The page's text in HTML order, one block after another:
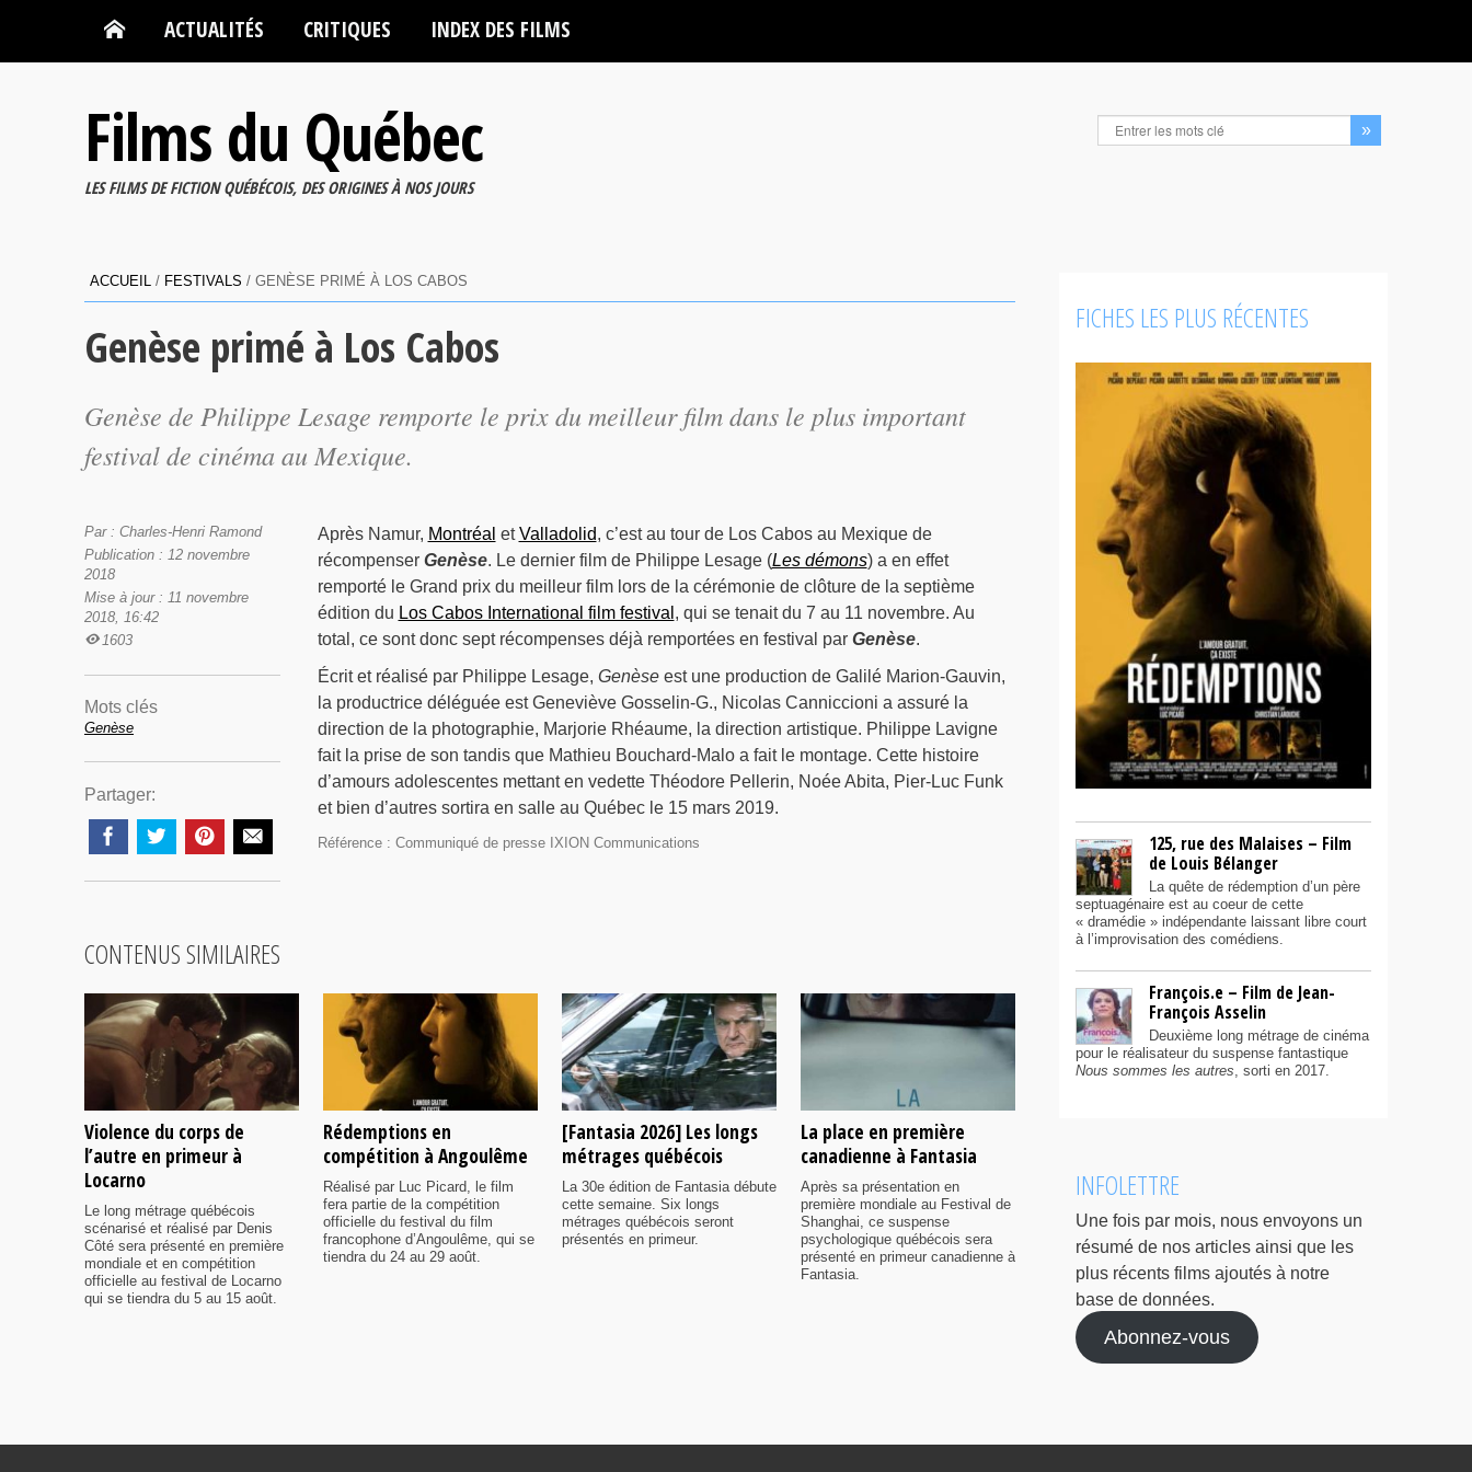
ACTUALITÉS CRITIQUES INDEX DES FILMS
Films du Québec
LES FILMS DE FICTION QUÉBÉCOIS, DES ORIGINES À NOS JOURS
ACCUEIL / FESTIVALS / GENÈSE PRIMÉ À LOS CABOS
Genèse primé à Los Cabos
Genèse de Philippe Lesage remporte le prix du meilleur film dans le plus important
festival de cinéma au Mexique.
Après Namur, Montréal etValladolid, c’est au tour de Los Cabos au Mexique de
récompenser Genèse. Le dernier film de Philippe Lesage (Les démons) a en effet
remporté le Grand prix du meilleur film lors de la cérémonie de clôture de la septième
édition du Los Cabos International film festival , qui se tenait du 7 au 11 novembre. Au
total, ce sont donc sept récompenses déjà remportées en festival par Genèse.
Écrit et réalisé par Philippe Lesage, Genèse est une production de Galilé Marion-Gauvin,
la productrice déléguée est Geneviève Gosselin-G., Nicolas Canniccioni a assuré la
direction de la photographie, Marjorie Rhéaume, la direction artistique. Philippe Lavigne
fait la prise de son tandis que Mathieu Bouchard-Malo a fait le montage. Cette histoire
d’amours adolescentes mettant en vedette Théodore Pellerin, Noée Abita, Pier-Luc Funk
et bien d’autres sortira en salle au Québec le 15 mars 2019.
Référence : Communiqué de presse IXION Communications
Par : Charles-Henri Ramond
Publication : 12 novembre
2018
Mise à jour : 11 novembre
2018, 16:42
1603
Mots clés
Genèse
Partager:
CONTENUS SIMILAIRES
Violence du corps de
l’autre en primeur à
Locarno
Le long métrage québécois
scénarisé et réalisé par Denis
Côté sera présenté en première
mondiale et en compétition
officielle au festival de Locarno
qui se tiendra du 5 au 15 août.
Rédemptions en
compétition à Angoulême
Réalisé par Luc Picard, le film
fera partie de la compétition
officielle du festival du film
francophone d’Angoulême, qui se
tiendra du 24 au 29 août.
[Fantasia 2026] Les longs
métrages québécois
La 30e édition de Fantasia débute
cette semaine. Six longs
métrages québécois seront
présentés en primeur.
La place en première
canadienne à Fantasia
Après sa présentation en
première mondiale au Festival de
Shanghai, ce suspense
psychologique québécois sera
présenté en primeur canadienne à
Fantasia.
FICHES LES PLUS RÉCENTES
125, rue des Malaises – Film
de Louis Bélanger
La quête de rédemption d’un père
septuagénaire est au coeur de cette
« dramédie » indépendante laissant libre court
à l’improvisation des comédiens.
François.e – Film de Jean-
François Asselin
Deuxième long métrage de cinéma
pour le réalisateur du suspense fantastique
Nous sommes les autres, sorti en 2017.
INFOLETTRE
Une fois par mois, nous envoyons un
résumé de nos articles ainsi que les
plus récents films ajoutés à notre
base de données.
Abonnez-vous